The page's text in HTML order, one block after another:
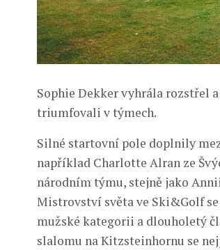
Sophie Dekker vyhrála rozstřel
triumfovali v týmech.
Silné startovní pole doplnily
například Charlotte Alran ze
národním týmu, stejně jako
Mistrovství světa ve Ski&Golf se
mužské kategorii a dlouholetý
slalomu na Kitzsteinhornu se